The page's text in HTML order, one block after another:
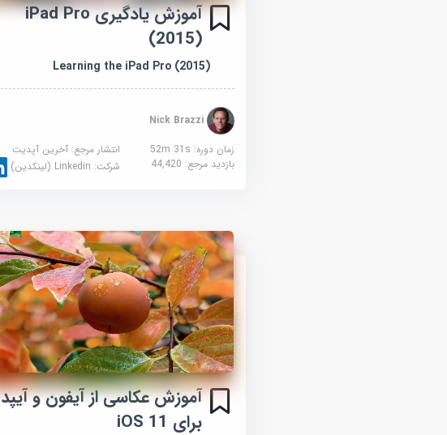
آموزش یادگیری iPad Pro
(2015)
Learning the iPad Pro (2015)
زمان دوره: 52m 31s
انتشار مرجع: آخرین آپدیت
بازدید مرجع: 44,420 شرکت: Linkedin (لینکدین)
آموزش عکاسی از آیفون و آیپد
برای iOS 11